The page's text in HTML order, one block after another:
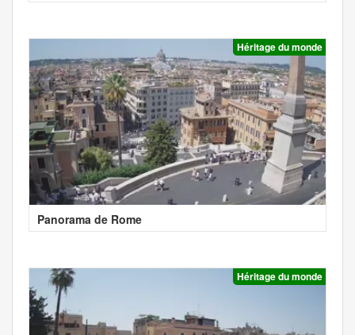
Héritage du monde
Panorama de Rome
Héritage du monde